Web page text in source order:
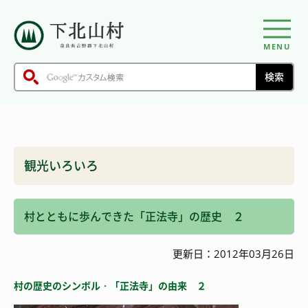
MENU
観光いろいろ
村とともに歩んできた「正法寺」の歴史 ２
更新日：2012年03月26日
村の歴史のシンボル・「正法寺」の由来 ２